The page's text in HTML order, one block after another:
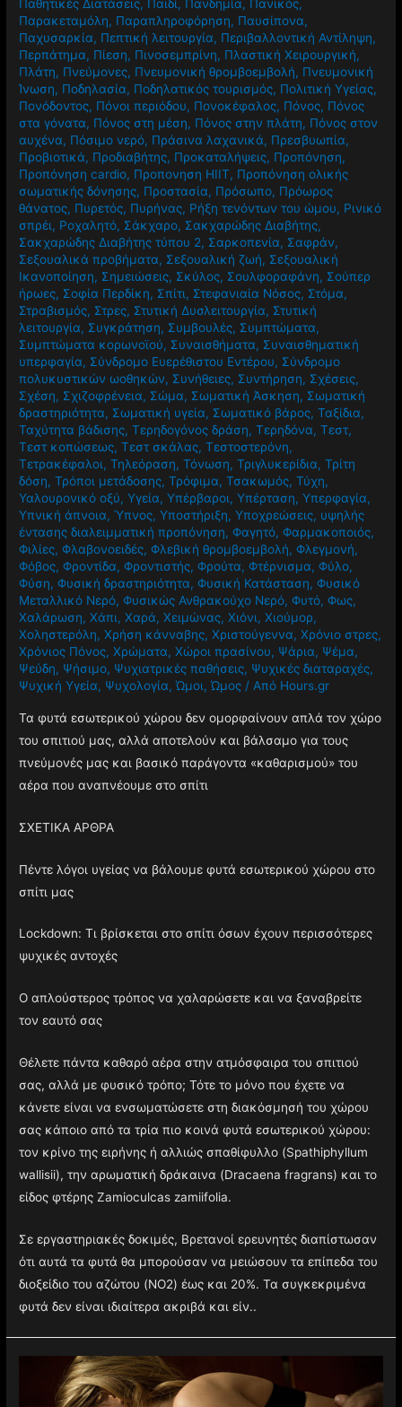
Παθητικές Διατάσεις, Παιδί, Πανδημία, Πανικός,
Παρακεταμόλη, Παραπληροφόρηση, Παυσίπονα,
Παχυσαρκία, Πεπτική λειτουργία, Περιβαλλοντική Αντίληψη,
Περπάτημα, Πίεση, Πινοσεμπρίνη, Πλαστική Χειρουργική,
Πλάτη, Πνεύμονες, Πνευμονική θρομβοεμβολή, Πνευμονική
Ίνωση, Ποδηλασία, Ποδηλατικός τουρισμός, Πολιτική Υγείας,
Πονόδοντος, Πόνοι περιόδου, Πονοκέφαλος, Πόνος, Πόνος
στα γόνατα, Πόνος στη μέση, Πόνος στην πλάτη, Πόνος στον
αυχένα, Πόσιμο νερό, Πράσινα λαχανικά, Πρεσβυωπία,
Προβιοτικά, Προδιαβήτης, Προκαταλήψεις, Προπόνηση,
Προπόνηση cardio, Προπονηση HIIT, Προπόνηση ολικής
σωματικής δόνησης, Προστασία, Πρόσωπο, Πρόωρος
θάνατος, Πυρετός, Πυρήνας, Ρήξη τενόντων του ώμου, Ρινικό
σπρέι, Ροχαλητό, Σάκχαρο, Σακχαρώδης Διαβήτης,
Σακχαρώδης Διαβήτης τύπου 2, Σαρκοπενία, Σαφράν,
Σεξουαλικά προβήματα, Σεξουαλική ζωή, Σεξουαλική
Ικανοποίηση, Σημειώσεις, Σκύλος, Σουλφοραφάνη, Σούπερ
ήρωες, Σοφία Περδίκη, Σπίτι, Στεφανιαία Νόσος, Στόμα,
Στραβισμός, Στρες, Στυτική Δυσλειτουργία, Στυτική
λειτουργία, Συγκράτηση, Συμβουλές, Συμπτώματα,
Συμπτώματα κορωνοϊού, Συναισθήματα, Συναισθηματική
υπερφαγία, Σύνδρομο Ευερέθιστου Εντέρου, Σύνδρομο
πολυκυστικών ωοθηκών, Συνήθειες, Συντήρηση, Σχέσεις,
Σχέση, Σχιζοφρένεια, Σώμα, Σωματική Άσκηση, Σωματική
δραστηριότητα, Σωματική υγεία, Σωματικό βάρος,Ταξίδια,
Ταχύτητα βάδισης,Τερηδογόνος δράση,Τερηδόνα,Τεστ,
Τεστ κοπώσεως,Τεστ σκάλας,Τεστοστερόνη,
Τετρακέφαλοι,Τηλεόραση,Τόνωση,Τριγλυκερίδια,Τρίτη
δόση,Τρόποι μετάδοσης,Τρόφιμα,Τσακωμός,Τύχη,
Υαλουρονικό οξύ,Υγεία,Υπέρβαροι,Υπέρταση,Υπερφαγία,
Υπνική άπνοια,Ύπνος,Υποστήριξη,Υποχρεώσεις, υψηλής
έντασης διαλειμματική προπόνηση,Φαγητό,Φαρμακοποιός,
Φιλίες,Φλαβονοειδές,Φλεβική θρομβοεμβολή,Φλεγμονή,
Φόβος,Φροντίδα,Φροντιστής,Φρούτα,Φτέρνισμα,Φύλο,
Φύση,Φυσική δραστηριότητα,Φυσική Κατάσταση,Φυσικό
Μεταλλικό Νερό,Φυσικώς Ανθρακούχο Νερό,Φυτό,Φως,
Χαλάρωση,Χάπι,Χαρά,Χειμώνας,Χιόνι,Χιούμορ,
Χοληστερόλη,Χρήση κάνναβης,Χριστούγεννα,Χρόνιο στρες,
Χρόνιος Πόνος,Χρώματα,Χώροι πρασίνου, Ψάρια, Ψέμα,
Ψεύδη, Ψήσιμο, Ψυχιατρικές παθήσεις, Ψυχικές διαταραχές,
Ψυχική Υγεία, Ψυχολογία,Ώμοι,Ώμος / Από Hours.gr
Τα φυτά εσωτερικού χώρου δεν ομορφαίνουν απλά τον χώρο
του σπιτιού μας, αλλά αποτελούν και βάλσαμο για τους
πνεύμονές μας και βασικό παράγοντα «καθαρισμού» του
αέρα που αναπνέουμε στο σπίτι
ΣΧΕΤΙΚΑ ΑΡΘΡΑ
Πέντε λόγοι υγείας να βάλουμε φυτά εσωτερικού χώρου στο
σπίτι μας
Lockdown: Τι βρίσκεται στο σπίτι όσων έχουν περισσότερες
ψυχικές αντοχές
Ο απλούστερος τρόπος να χαλαρώσετε και να ξαναβρείτε
τον εαυτό σας
Θέλετε πάντα καθαρό αέρα στην ατμόσφαιρα του σπιτιού
σας, αλλά με φυσικό τρόπο; Τότε το μόνο που έχετε να
κάνετε είναι να ενσωματώσετε στη διακόσμησή του χώρου
σας κάποιο από τα τρία πιο κοινά φυτά εσωτερικού χώρου:
τον κρίνο της ειρήνης ή αλλιώς σπαθίφυλλο (Spathiphyllum
wallisii), την αρωματική δράκαινα (Dracaena fragrans) και το
είδος φτέρης Zamioculcas zamiifolia.
Σε εργαστηριακές δοκιμές, Βρετανοί ερευνητές διαπίστωσαν
ότι αυτά τα φυτά θα μπορούσαν να μειώσουν τα επίπεδα του
διοξείδιο του αζώτου (NO2) έως και 20%. Τα συγκεκριμένα
φυτά δεν είναι ιδιαίτερα ακριβά και είν..